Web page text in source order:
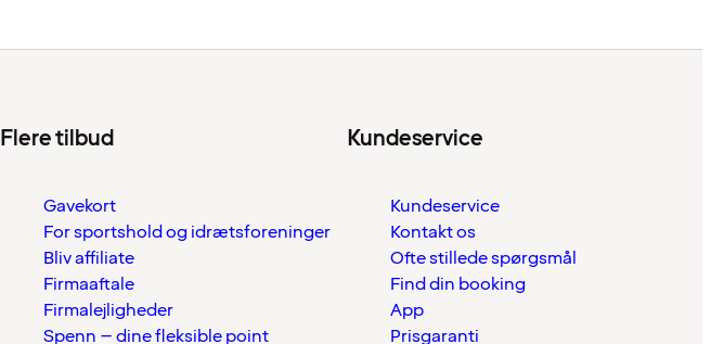
Flere tilbud
Gavekort
For sportshold og idrætsforeninger
Bliv affiliate
Firmaaftale
Firmalejligheder
Spenn – dine fleksible point
Kundeservice
Kundeservice
Kontakt os
Ofte stillede spørgsmål
Find din booking
App
Prisgaranti